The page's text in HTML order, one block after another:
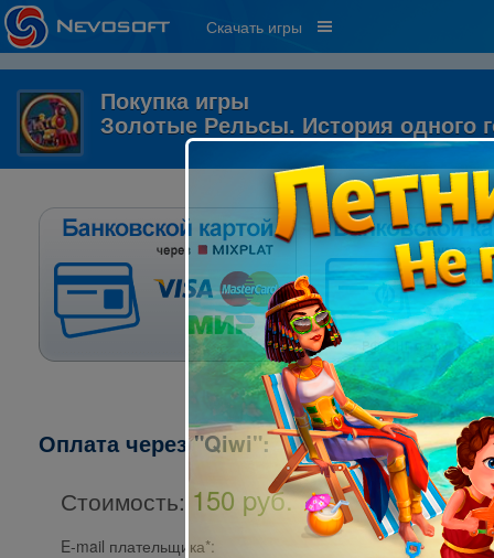
Скачать игры
Покупка игры
Золотые Рельсы. История одного
Оплата через "Qiwi":
Стоимость: 150 pуб.
E-mail плательщика*: